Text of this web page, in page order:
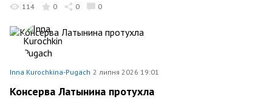
114 0 0 0
Inna Kurochkina-Pugach 2 липня 2026 19:01
Консерва Латынина протухла